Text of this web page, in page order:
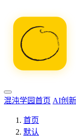
混沌学园首页 AI创
首页
默认